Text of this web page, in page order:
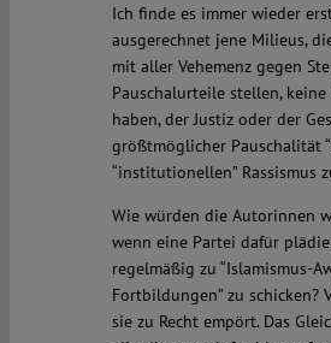
Ich finde es immer wieder
ausgerechnet jene Milieus,
mit aller Vehemenz gegen
Pauschalurteile stellen, keine
haben, der Justiz oder der
größtmöglicher Pauschalität
“institutionellen” Rassismus
Wie würden die Autorinnen
wenn eine Partei dafür
regelmäßig zu “Islamismus-
Fortbildungen” zu schicken?
sie zu Recht empört. Das